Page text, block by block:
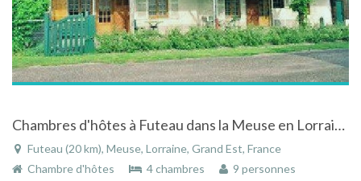
Chambres d'hôtes à Futeau dans la Meuse en Lorraine au cœur de la forêt d’Argonne
Futeau (20 km), Meuse, Lorraine, Grand Est, France
Chambre d'hôtes
4 chambres 9 personnes